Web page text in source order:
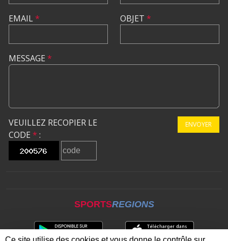
EMAIL* OBJET *
MESSAGE *
VEUILLEZ RECOPIER LE
CODE * :
ENVOYER
SPORTSREGIONS